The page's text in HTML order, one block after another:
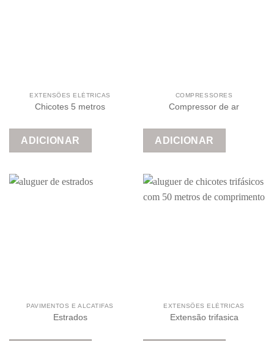
EXTENSÕES ELÉTRICAS
Chicotes 5 metros
ADICIONAR
COMPRESSORES
Compressor de ar
ADICIONAR
PAVIMENTOS E ALCATIFAS
Estrados
EXTENSÕES ELÉTRICAS
Extensão trifasica